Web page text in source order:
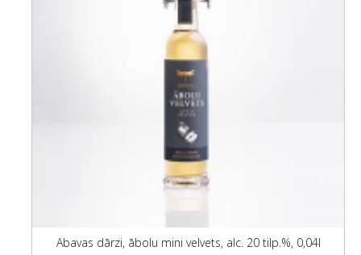
Abavas dārzi, ābolu mini velvets, alc. 20 tilp.%, 0,04l